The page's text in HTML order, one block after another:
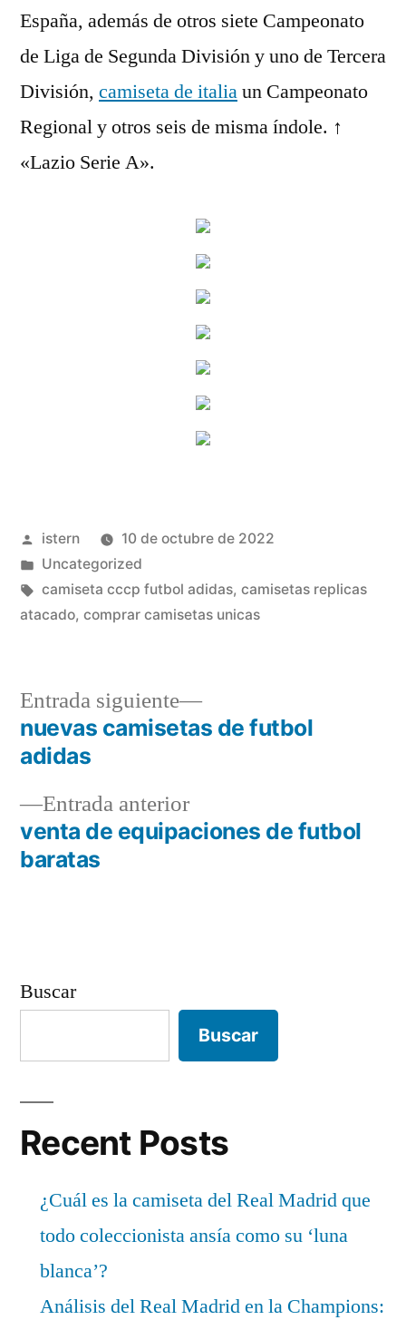
España, además de otros siete Campeonato
de Liga de Segunda División y uno de Tercera
División, camiseta de italiaun Campeonato
Regional y otros seis de misma índole. ↑
«Lazio Serie A».
Publicado
por
istern
10 de octubre de 2022
Publicado
en
Uncategorized
Etiquetas:
camiseta cccp futbol adidas, camisetas replicas
atacado, comprar camisetas unicas
Navegación
entradas
Entrada anteriorEntrada
anterior:
venta de equipaciones de futbol
baratas
Entrada siguiente
Entrada
siguiente:
nuevas camisetas de futbol
adidas
Buscar
Buscar
Recent Posts
¿Cuál es la camiseta del Real Madrid que
todo coleccionista ansía como su ‘luna
blanca’?
Análisis del Real Madrid en la Champions: